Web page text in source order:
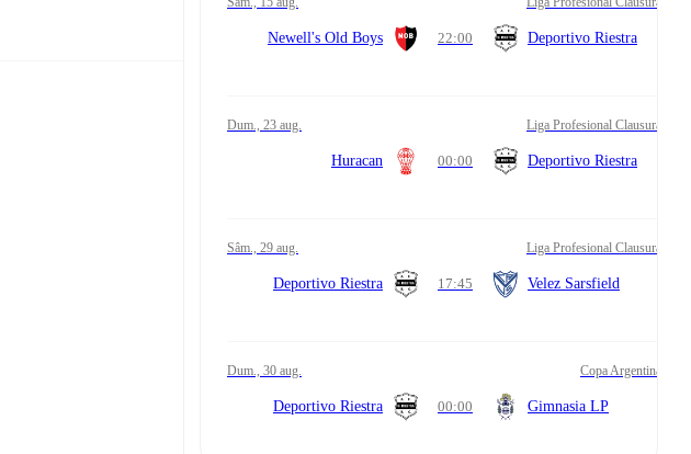
Newell's Old Boys 22:00 Deportivo Riestra
dum., 23 aug. Liga Profesional Clausura
Huracan 00:00 Deportivo Riestra
sâm., 29 aug. Liga Profesional Clausura
Deportivo Riestra 17:45 Velez Sarsfield
dum., 30 aug. Copa Argentina
Deportivo Riestra 00:00 Gimnasia LP